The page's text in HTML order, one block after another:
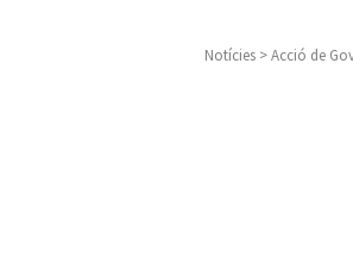
Notícies >Acció de